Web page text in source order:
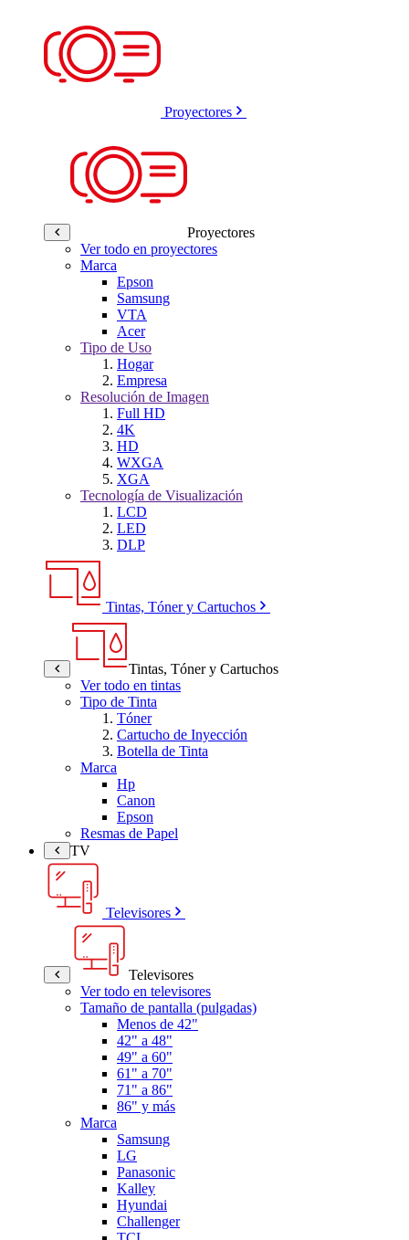
Proyectores
Proyectores
Ver todo en proyectores
Marca
Epson
Samsung
VTA
Acer
Tipo de Uso
Hogar
Empresa
Resolución de Imagen
Full HD
4K
HD
WXGA
XGA
Tecnología de Visualización
LCD
LED
DLP
Tintas, Tóner y Cartuchos
Tintas, Tóner y Cartuchos
Ver todo en tintas
Tipo de Tinta
Tóner
Cartucho de Inyección
Botella de Tinta
Marca
Hp
Canon
Epson
Resmas de Papel
TV
Televisores
Televisores
Ver todo en televisores
Tamaño de pantalla (pulgadas)
Menos de 42"
42" a 48"
49" a 60"
61" a 70"
71" a 86"
86" y más
Marca
Samsung
LG
Panasonic
Kalley
Hyundai
Challenger